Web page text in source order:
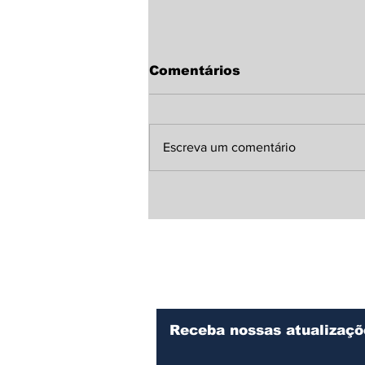
Comentários
Escreva um comentário
Receba nossas